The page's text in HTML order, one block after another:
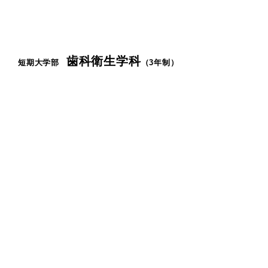
短期大学部 歯科衛生学科（3年制）